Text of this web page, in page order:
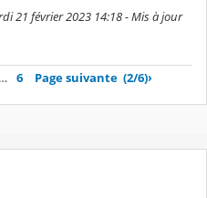
21 février 2023 14:18 - Mis à jour
… 6 Page suivante (2/6)›